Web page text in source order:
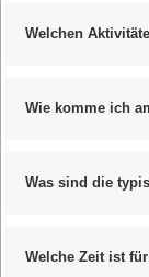
Welchen
Wie komme ich
Was sind die
Welche Zeit ist